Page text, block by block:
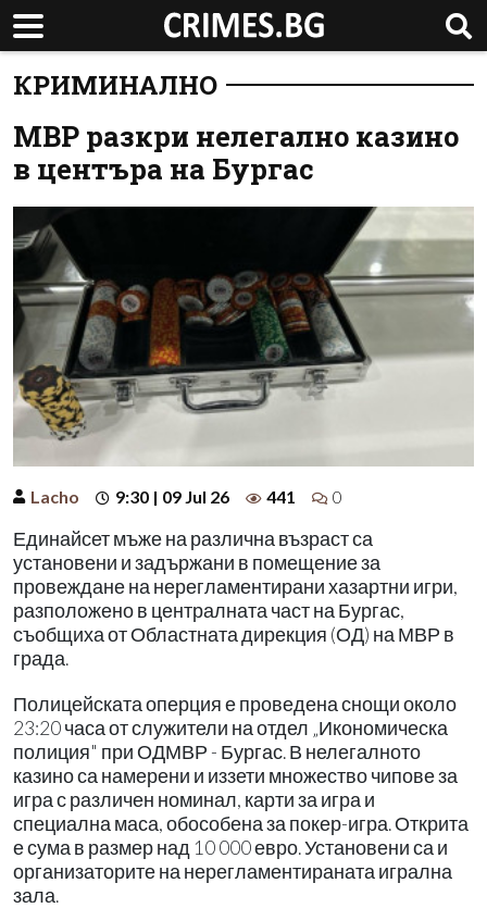
КРИМИНАЛНО
МВР разкри нелегално казино
в центъра на Бургас
Lacho 9:30 | 09 Jul 26 441 0
Единайсет мъже на различна възраст са
установени и задържани в помещение за
провеждане на нерегламентирани хазартни игри,
разположено в централната част на Бургас,
съобщиха от Областната дирекция (ОД) на МВР в
града.
Полицейската оперция е проведена снощи около
23:20 часа от служители на отдел „Икономическа
полиция" при ОДМВР - Бургас. В нелегалното
казино са намерени и иззети множество чипове за
игра с различен номинал, карти за игра и
специална маса, обособена за покер-игра. Открита
е сума в размер над 10 000 евро. Установени са и
организаторите на нерегламентираната игрална
зала.